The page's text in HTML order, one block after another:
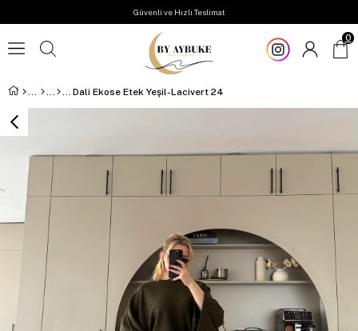
Güvenli ve Hızlı Teslimat
0
Dali Ekose Etek Yeşil-Lacivert 24